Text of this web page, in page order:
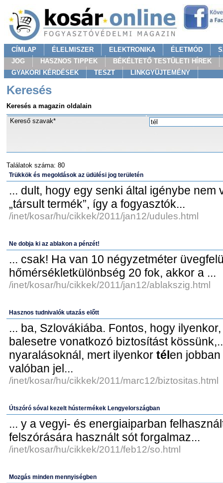
CÍMLAP ÉLELMISZER ELEKTRONIKA ÉLETMÓD
JOG
HASZNOS TIPPEK
BÉKÉLTETŐ TESTÜLETI HÍREK
GYAKORI KÉRDÉSEK
TESZT LINKGYÜJTEMÉNY
Keresés
Keresés a magazin oldalain
Kereső szavak*
Találatok száma: 80
Trükkök és megoldások az üdülési jog területén
... dult, hogy egy senki által igénybe nem
„társult termék”, így a fogyasztók...
/inet/kosar/hu/cikkek/2011/jan12/udules.html
Ne dobja ki az ablakon a pénzét!
... csak! Ha van 10 négyzetméter
hőmérsékletkülönbség 20 fok, akkor a ...
/inet/kosar/hu/cikkek/2011/jan12/ablakszig.html
Hasznos tudnivalók utazás előtt
... ba, Szlovákiába. Fontos, hogy
balesetre vonatkozó biztosítást
nyaralásoknál, mert ilyenkor télen
valóban jel...
/inet/kosar/hu/cikkek/2011/marc12/biztositas.html
Útszóró sóval kezelt hústermékek Lengyelországban
... y a vegyi- és energiaiparban
felszórására használt sót forgalmaz...
/inet/kosar/hu/cikkek/2011/feb12/so.html
Mozgás minden mennyiségben